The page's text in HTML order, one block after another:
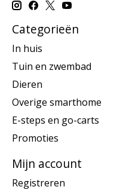
Categorieën
In huis
Tuin en zwembad
Dieren
Overige smarthome
E-steps en go-carts
Promoties
Mijn account
Registreren